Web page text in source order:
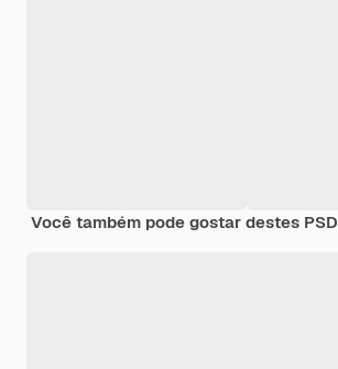
Você também pode gostar destes PSD